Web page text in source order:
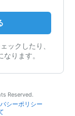
ックしたり、
ります。
Reserved.
シーポリシー